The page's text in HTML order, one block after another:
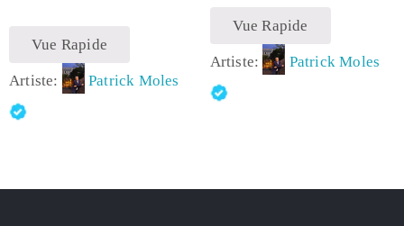
Vue Rapide
Artiste: Patrick Moles
Vue Rapide
Artiste: Patrick Moles